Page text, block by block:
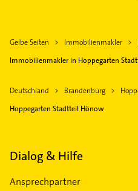
Gelbe Seiten Immobilienmakler
Immobilienmakler in Hoppegarten
Deutschland Brandenburg
Hoppegarten Stadtteil Hönow
Dialog & Hilfe
Ansprechpartner